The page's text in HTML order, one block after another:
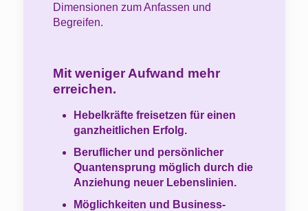
Dimensionen zum Anfassen und
Begreifen.
Mit weniger Aufwand mehr
erreichen.
Hebelkräfte freisetzen für einen
ganzheitlichen Erfolg.
Beruflicher und persönlicher
Quantensprung möglich durch die
Anziehung neuer Lebenslinien.
Möglichkeiten und Business-